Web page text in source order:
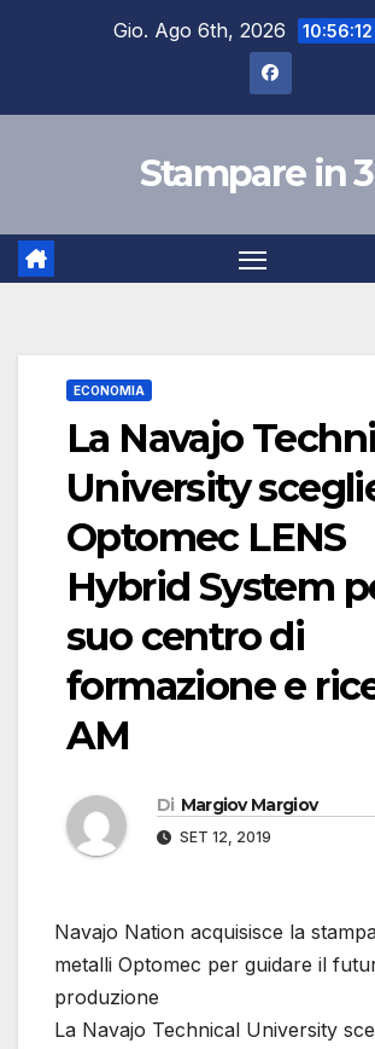
Gio. Ago 6th, 2026
Stampare in
ECONOMIA
La Navajo
University
Optomec LENS
Hybrid System
suo centro di
formazione e
AM
Di Margiov Margiov
SET 12, 2019
Navajo Nation acquisisce la
metalli Optomec per guidare il
produzione
La Navajo Technical University